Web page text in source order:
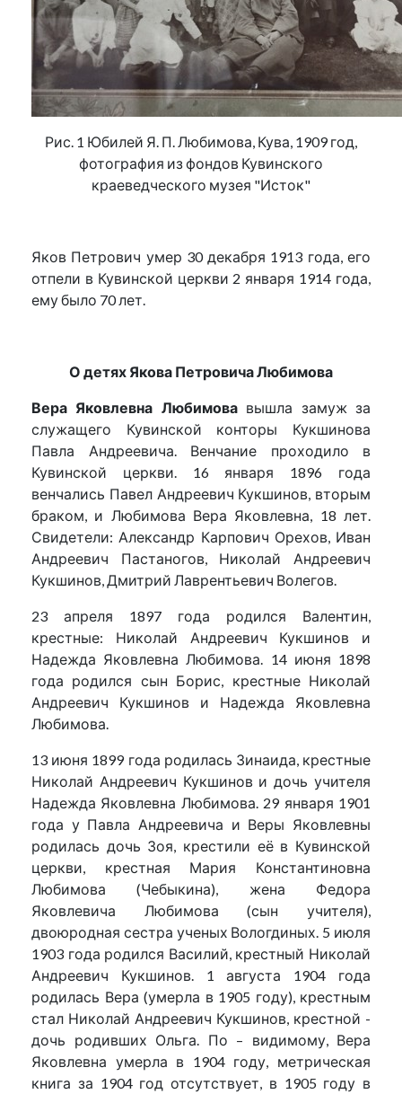
Рис. 1 Юбилей Я. П. Любимова, Кува, 1909 год,
фотография из фондов Кувинского
краеведческого музея "Исток"
Яков Петрович умер 30 декабря 1913 года, его
отпели в Кувинской церкви 2 января 1914 года,
ему было 70 лет.
О детях Якова Петровича Любимова
Вера Яковлевна Любимовавышла замуж за
служащего Кувинской конторы Кукшинова
Павла Андреевича. Венчание проходило в
Кувинской церкви. 16 января 1896 года
венчались Павел Андреевич Кукшинов, вторым
браком, и Любимова Вера Яковлевна, 18 лет.
Свидетели: Александр Карпович Орехов, Иван
Андреевич Пастаногов, Николай Андреевич
Кукшинов, Дмитрий Лаврентьевич Волегов.
23 апреля 1897 года родился Валентин,
крестные: Николай Андреевич Кукшинов и
Надежда Яковлевна Любимова. 14 июня 1898
года родился сын Борис, крестные Николай
Андреевич Кукшинов и Надежда Яковлевна
Любимова.
13 июня 1899 года родилась Зинаида, крестные
Николай Андреевич Кукшинов и дочь учителя
Надежда Яковлевна Любимова. 29 января 1901
года у Павла Андреевича и Веры Яковлевны
родилась дочь Зоя, крестили её в Кувинской
церкви, крестная Мария Константиновна
Любимова (Чебыкина), жена Федора
Яковлевича Любимова (сын учителя),
двоюродная сестра ученых Вологдиных. 5 июля
1903 года родился Василий, крестный Николай
Андреевич Кукшинов. 1 августа 1904 года
родилась Вера (умерла в 1905 году), крестным
стал Николай Андреевич Кукшинов, крестной -
дочь родивших Ольга. По – видимому, Вера
Яковлевна умерла в 1904 году, метрическая
книга за 1904 год отсутствует, в 1905 году в